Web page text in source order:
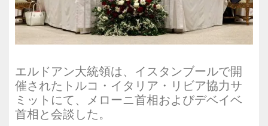
エルドアン大統領は、イスタンブールで開
催されたトルコ・イタリア・リビア協力サ
ミットにて、メローニ首相およびデベイベ
首相と会談した。